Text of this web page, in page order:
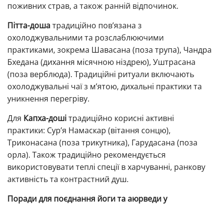
поживних страв, а також ранній відпочинок.
Пітта-дошатрадиційно пов’язана з
охолоджувальними та розслаблюючими
практиками, зокрема Шавасана (поза трупа), Чандра
Бхедана (дихання місячною ніздрею), Уштрасана
(поза верблюда). Традиційні ритуали включають
охолоджувальні чаї з м’ятою, дихальні практики та
уникнення перегріву.
Для Капха-дошітрадиційно корисні активні
практики: Сур’я Намаскар (вітання сонцю),
Триконасана (поза трикутника), Гарудасана (поза
орла). Також традиційно рекомендується
використовувати теплі спеції в харчуванні, ранкову
активність та контрастний душ.
Поради для поєднання йоги та аюрведи у